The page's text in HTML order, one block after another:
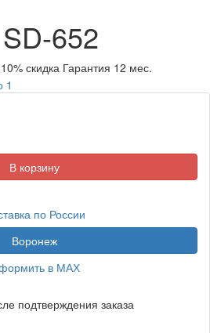
652
скидка Гарантия 12 мес.
по России
Воронеж
в МАХ
подтверждения заказа